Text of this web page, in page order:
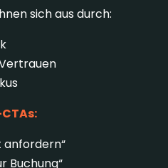
sich aus durch:
anfordern“
Buchung“